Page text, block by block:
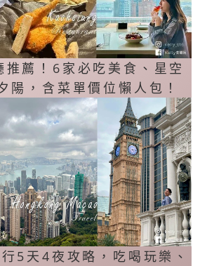
推薦！6家必吃美食、星空
陽，含菜單價位懶人包！
5天4夜攻略，吃喝玩樂、